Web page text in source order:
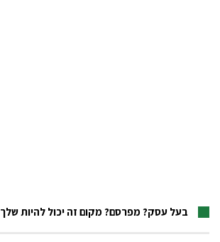
בעל עסק? מפרסם? מקום זה יכול להיות שלך